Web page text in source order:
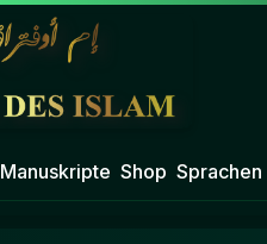
Manuskripte Shop Sprachen